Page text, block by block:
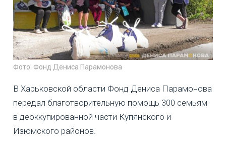
Фото: Фонд Дениса Парамонова
В Харьковской области Фонд Дениса Парамонова
передал благотворительную помощь 300 семьям
в деоккупированной части Купянского и
Изюмского районов.